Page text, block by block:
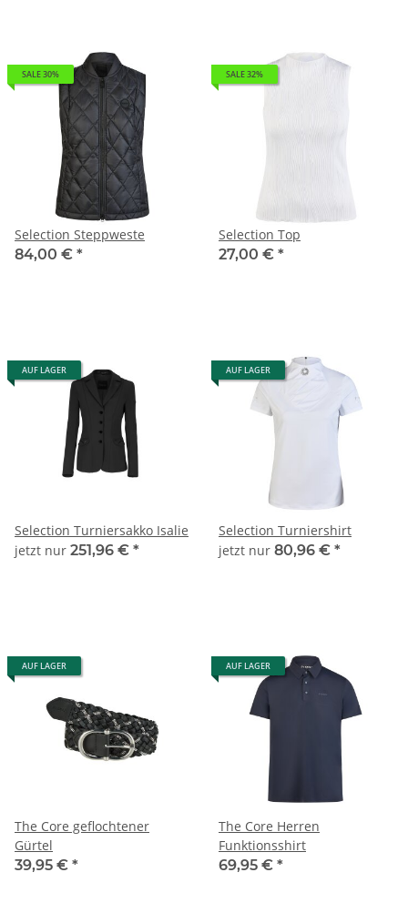
SALE 30%
Selection Steppweste
84,00 € *
SALE 32%
Selection Top
27,00 € *
AUF LAGER
Selection Turniersakko Isalie
jetzt nur 251,96 € *
AUF LAGER
Selection Turniershirt
jetzt nur 80,96 € *
AUF LAGER
The Core geflochtener
Gürtel
39,95 € *
AUF LAGER
The Core Herren
Funktionsshirt
69,95 € *